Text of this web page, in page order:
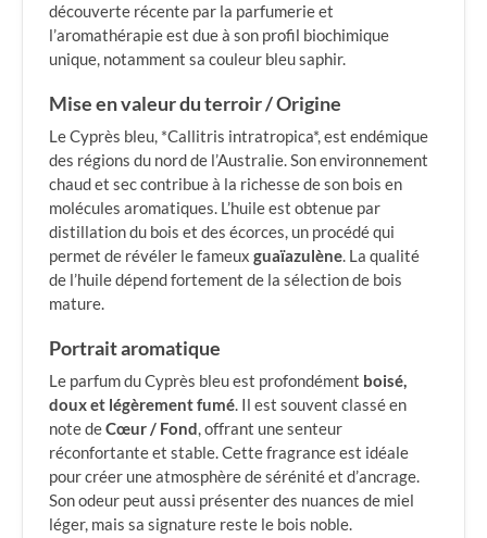
découverte récente par la parfumerie et
l’aromathérapie est due à son profil biochimique
unique, notamment sa couleur bleu saphir.
Mise en valeur du terroir / Origine
Le Cyprès bleu, *Callitris intratropica*, est endémique
des régions du nord de l’Australie. Son environnement
chaud et sec contribue à la richesse de son bois en
molécules aromatiques. L’huile est obtenue par
distillation du bois et des écorces, un procédé qui
permet de révéler le fameux guaïazulène. La qualité
de l’huile dépend fortement de la sélection de bois
mature.
Portrait aromatique
Le parfum du Cyprès bleu est profondément boisé,
doux et légèrement fumé. Il est souvent classé en
note deCœur / Fond, offrant une senteur
réconfortante et stable. Cette fragrance est idéale
pour créer une atmosphère de sérénité et d’ancrage.
Son odeur peut aussi présenter des nuances de miel
léger, mais sa signature reste le bois noble.